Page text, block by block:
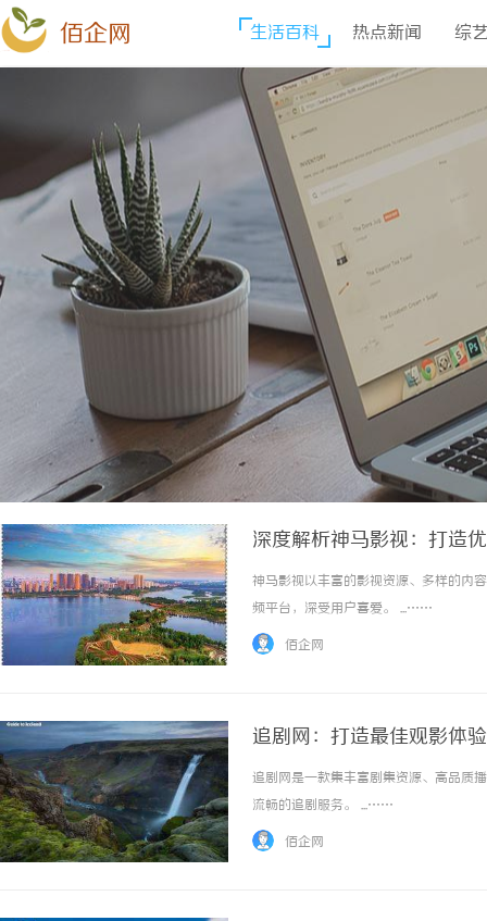
佰企网 生活百科 热点新闻 综
深度解析神马影视：打造
神马影视以丰富的影视资源、多样的内
频平台，深受用户喜爱。 ...……
佰企网
追剧网：打造最佳观影体
追剧网是一款集丰富剧集资源、高品质
流畅的追剧服务。 ...……
佰企网